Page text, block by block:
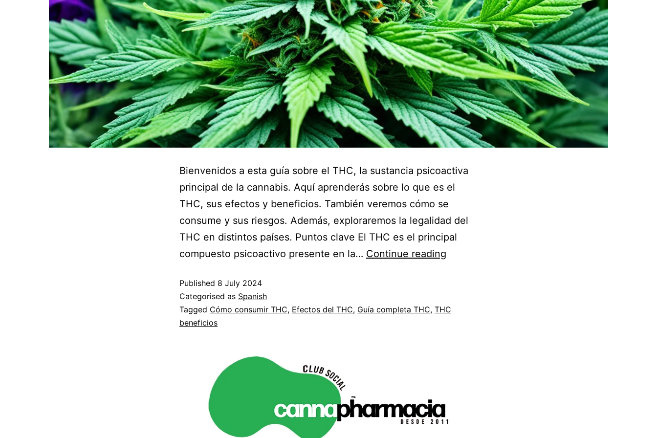
Bienvenidos a esta guía sobre el THC, la sustancia psicoactiva
principal de la cannabis. Aquí aprenderás sobre lo que es el
THC, sus efectos y beneficios. También veremos cómo se
consume y sus riesgos. Además, exploraremos la legalidad del
THC en distintos países. Puntos clave El THC es el principal
compuesto psicoactivo presente en la… Continue reading
Published 8 July 2024
Categorised as Spanish
Tagged Cómo consumir THC, Efectos del THC, Guía completa THC, THC
beneficios